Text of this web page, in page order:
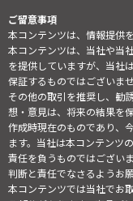
ご留意事項
本コンテンツは、情報提供
本コンテンツは、当社や当
を提供していますが、当社
保証するものではございま
その他の取引を推奨し、勧
想・意見は、将来の結果を
作成時現在のものであり、
ます。当社は本コンテンツ
責任を負うものではござい
判断と責任でなさるようお
本コンテンツでは当社でお